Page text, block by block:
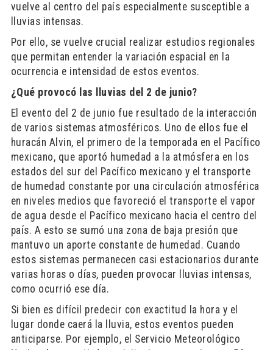
vuelve al centro del país especialmente susceptible a
lluvias intensas.
Por ello, se vuelve crucial realizar estudios regionales
que permitan entender la variación espacial en la
ocurrencia e intensidad de estos eventos.
¿Qué provocó las lluvias del 2 de junio?
El evento del 2 de junio fue resultado de la interacción
de varios sistemas atmosféricos. Uno de ellos fue el
huracán Alvin, el primero de la temporada en el Pacífico
mexicano, que aportó humedad a la atmósfera en los
estados del sur del Pacífico mexicano y el transporte
de humedad constante por una circulación atmosférica
en niveles medios que favoreció el transporte el vapor
de agua desde el Pacífico mexicano hacia el centro del
país. A esto se sumó una zona de baja presión que
mantuvo un aporte constante de humedad. Cuando
estos sistemas permanecen casi estacionarios durante
varias horas o días, pueden provocar lluvias intensas,
como ocurrió ese día.
Si bien es difícil predecir con exactitud la hora y el
lugar donde caerá la lluvia, estos eventos pueden
anticiparse. Por ejemplo, el Servicio Meteorológico